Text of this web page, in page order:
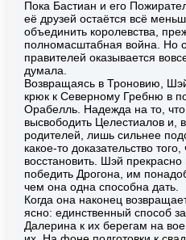
Пока Бастиан и его
её друзей остаётся всё
объединить королевства,
полномасштабная война. Но
правителей оказывается
думала.
Возвращаясь в Троновию,
крюк к Северному Гребню в
Орабелль. Надежда на то,
высвободить Целестиалов и,
родителей, лишь сильнее
какое-то доказательство
восстановить. Шэй
победить Дрогона, им
чем она одна способна дать.
Когда она наконец
ясно: единственный способ
Далерина к их берегам на